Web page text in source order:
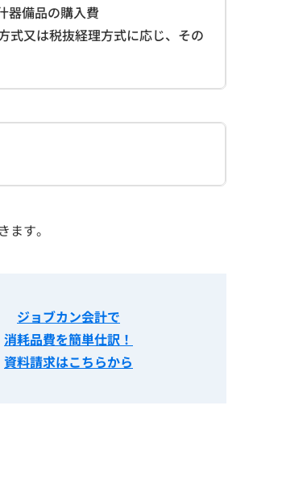
器備品の購入費
式又は税抜経理方式に応じ、その
す。
ジョブカン会計で
消耗品費を簡単仕訳 ！
資料請求はこちらから